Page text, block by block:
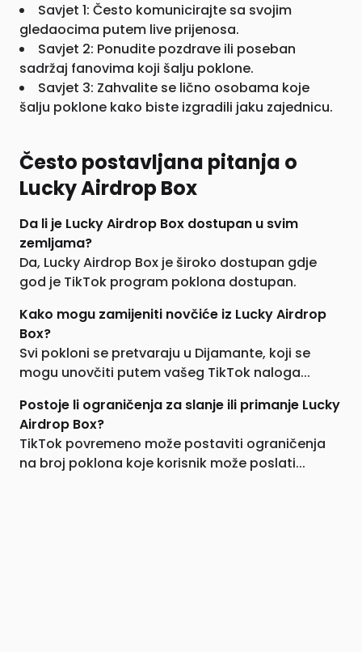
Savjet 1: Često komunicirajte sa svojim
gledaocima putem live prijenosa.
Savjet 2: Ponudite pozdrave ili poseban
sadržaj fanovima koji šalju poklone.
Savjet 3: Zahvalite se lično osobama koje
šalju poklone kako biste izgradili jaku zajednicu.
Često postavljana pitanja o
Lucky Airdrop Box
Da li je Lucky Airdrop Box dostupan u svim
zemljama?
Da, Lucky Airdrop Box je široko dostupan gdje
god je TikTok program poklona dostupan.
Kako mogu zamijeniti novčiće iz Lucky Airdrop
Box?
Svi pokloni se pretvaraju u Dijamante, koji se
mogu unovčiti putem vašeg TikTok naloga...
Postoje li ograničenja za slanje ili primanje Lucky
Airdrop Box?
TikTok povremeno može postaviti ograničenja
na broj poklona koje korisnik može poslati...